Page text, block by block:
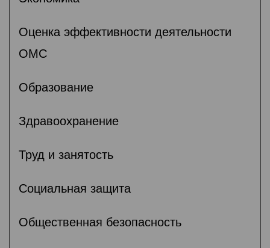
Оценка эффективности деятельности
ОМС
Образование
Здравоохранение
Труд и занятость
Социальная защита
Общественная безопасность